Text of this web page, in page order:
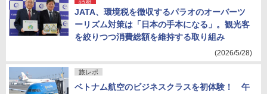
JATA、環境税を徴収するパラオのオーバーツ
ーリズム対策は「日本の手本になる」。観光客
を絞りつつ消費総額を維持する取り組み
(2026/5/28)
旅レポ
ベトナム航空のビジネスクラスを初体験！ 午